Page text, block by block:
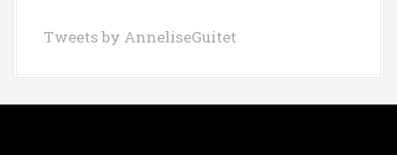
Tweets by AnneliseGuitet